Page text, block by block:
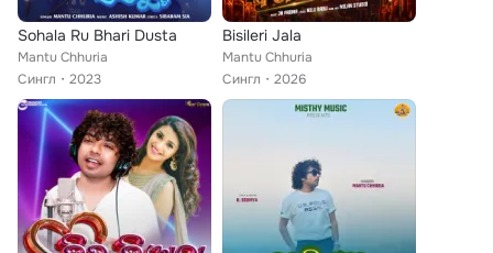
Sohala Ru Bhari Dusta
Mantu Chhuria
Сингл
2023
Bisileri Jala
Mantu Chhuria
Сингл
2026